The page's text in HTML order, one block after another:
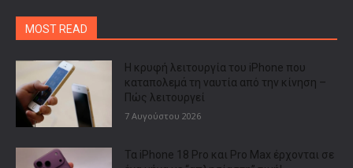
MOST READ
Η κρυφή λειτουργία του iPhone που
καταπολεμά τη ναυτία από την κίνηση –
Πώς λειτουργεί
7 Αυγούστου 2026
Τα iPhone 18 Pro και Pro Max έρχονται σε